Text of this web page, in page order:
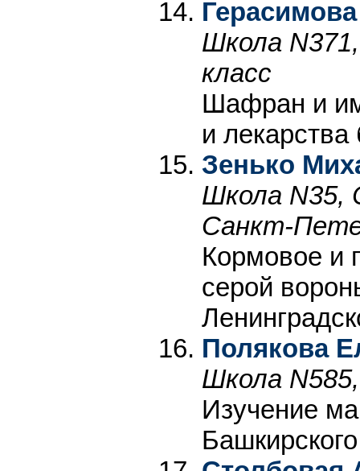
Школа
класс
Шафран и
и лекарства
Зенько
Школа N35,
Санкт-
Кормовое и
серой
Полякова
Школа
Изучение